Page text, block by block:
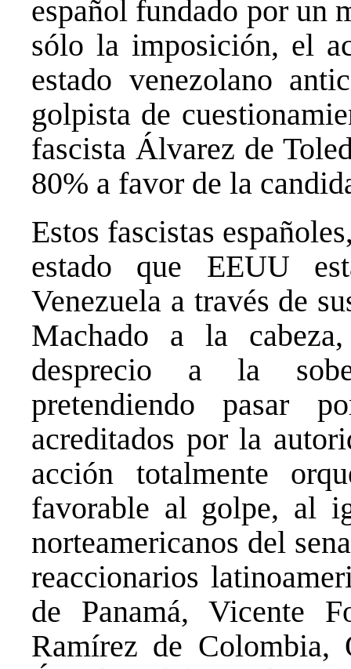
español fundado por un
sólo la imposición, el
estado venezolano
golpista de
fascista Álvarez de
80% a favor de la
Estos fascistas
estado que EEUU
Venezuela a través de
Machado a la
desprecio a la
pretendiendo pasar
acreditados por la
acción totalmente
favorable al golpe, al
norteamericanos del
reaccionarios
de Panamá, Vicente
Ramírez de